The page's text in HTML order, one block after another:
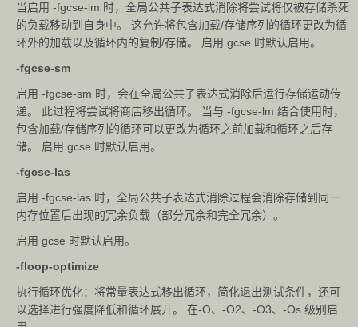
当启用 -fgcse-lm 时，全局公共子表达式消除将尝试将仅被存储杀死
的负载移动到自身中。 这允许将包含加载/存储序列的循环更改为循
环外的加载以及循环内的复制/存储。 启用 gcse 时默认启用。
-fgcse-sm
启用 -fgcse-sm 时，会在全局公共子表达式消除后运行存储运动传
递。 此过程将尝试将商店移出循环。 当与 -fgcse-lm 结合使用时，
包含加载/存储序列的循环可以更改为循环之前加载和循环之后存
储。 启用 gcse 时默认启用。
-fgcse-las
启用 -fgcse-las 时，全局公共子表达式消除过程会消除存储到同一
内存位置后出现的冗余负载（部分冗余和完全冗余）。
启用 gcse 时默认启用。
-floop-optimize
执行循环优化：将常量表达式移出循环，简化退出测试条件，还可
以选择进行强度降低和循环展开。 在-O、-O2、-O3、-Os 级别启